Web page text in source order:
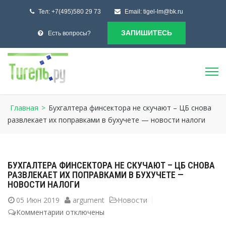
Тел: +7(495)580 29 73 Email: tigel-lm@bk.ru
Есть вопросы? ЗАПИШИТЕСЬ
Главная > Бухгалтера финсектора не скучают – ЦБ снова
развлекает их поправками в бухучете — новости налоги
БУХГАЛТЕРА ФИНСЕКТОРА НЕ СКУЧАЮТ – ЦБ СНОВА
РАЗВЛЕКАЕТ ИХ ПОПРАВКАМИ В БУХУЧЕТЕ —
НОВОСТИ НАЛОГИ
05 Июн 2019 argument
Новости
Комментарии котключены